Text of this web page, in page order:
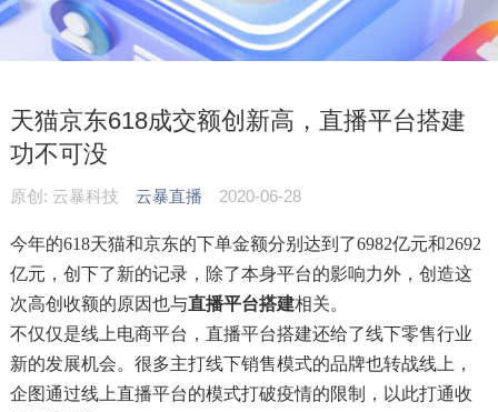
天猫京东618成交额创新高，直播平台搭建
功不可没
原创: 云暴科技 云暴直播 2020-06-28
今年的618天猫和京东的下单金额分别达到了6982亿元和2692
亿元，创下了新的记录，除了本身平台的影响力外，创造这
次高创收额的原因也与直播平台搭建相关。
不仅仅是线上电商平台，直播平台搭建还给了线下零售行业
新的发展机会。很多主打线下销售模式的品牌也转战线上，
企图通过线上直播平台的模式打破疫情的限制，以此打通收